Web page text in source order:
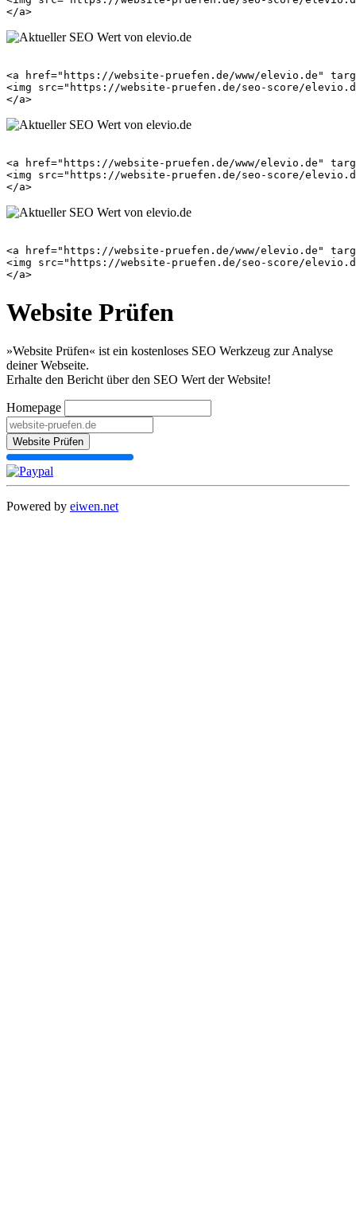
<a href="https://website-pruefen.de/www/elevio.de"
<img src="https://website-pruefen.de/seo-score/
<a href="https://website-pruefen.de/www/elevio.de"
<img src="https://website-pruefen.de/seo-score/
<a href="https://website-pruefen.de/www/elevio.de"
<img src="https://website-pruefen.de/seo-score/
Website Prüfen
»Website Prüfen« ist ein kostenloses SEO Werkzeug zur Analyse
deiner Webseite.
Erhalte den Bericht über den SEO Wert der Website!
Homepage
Website Prüfen
Powered by eiwen.net